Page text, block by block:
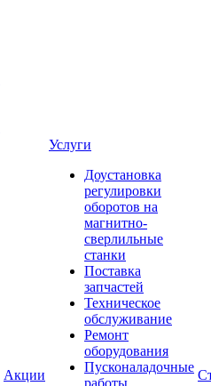
Акции
Услуги
Доустановка
регулировки
оборотов на
магнитно-
сверлильные
станки
Поставка
запчастей
Техническое
обслуживание
Ремонт
оборудования
Пусконаладочные
работы